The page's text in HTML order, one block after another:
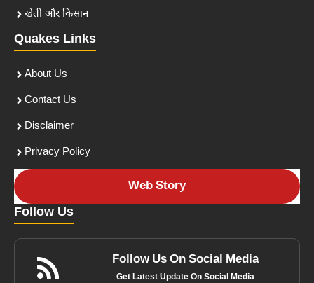
खेती और किसान
Quakes Links
About Us
Contact Us
Disclaimer
Privacy Policy
Web Story
Follow Us
Follow Us On Social Media
Get Latest Update On Social Media